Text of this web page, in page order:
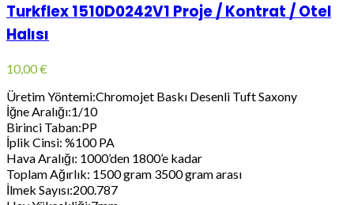
Turkflex 1510D0242V1 Proje / Kontrat / Otel
Halısı
10,00€
Üretim Yöntemi:Chromojet Baskı Desenli Tuft Saxony
İğne Aralığı:1/10
Birinci Taban:PP
İplik Cinsi: %100 PA
Hava Aralığı: 1000’den 1800’e kadar
Toplam Ağırlık: 1500 gram 3500 gram arası
İlmek Sayısı:200.787